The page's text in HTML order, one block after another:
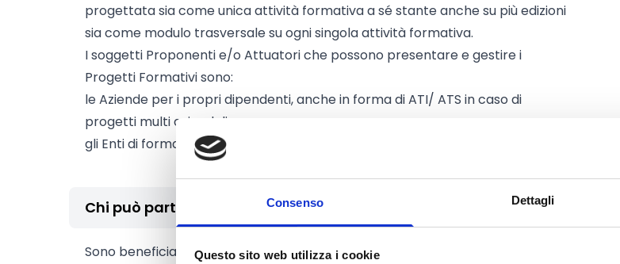
Consenso Dettagli
Questo sito web utilizza i cookie
progettata sia come unica attività formativa a sé stante anche su più edizioni
sia come modulo trasversale su ogni singola attività formativa.
I soggetti Proponenti e/o Attuatori che possono presentare e gestire i
Progetti Formativi sono:
le Aziende per i propri dipendenti, anche in forma di ATI/ ATS in caso di
progetti multi aziendali;
gli Enti di formazione accreditati a FonTer.
Chi può partecipare
Sono beneficiarie ammissibili leimprese Aderenti e Neo Aderenti al Fondo